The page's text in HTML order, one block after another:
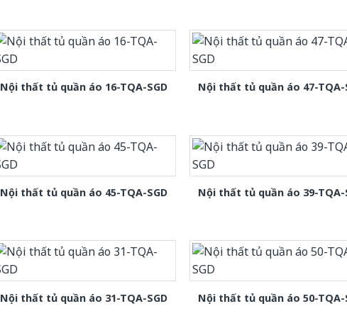
Nội thất tủ quần áo 16-TQA-SGD Nội thất tủ quần áo 47-TQA-
Nội thất tủ quần áo 45-TQA-SGD Nội thất tủ quần áo 39-TQA-
Nội thất tủ quần áo 31-TQA-SGD
Nội thất tủ quần áo 50-TQA-